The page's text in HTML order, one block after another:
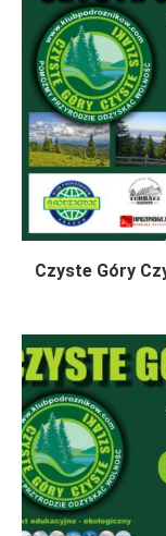
Czyste Góry